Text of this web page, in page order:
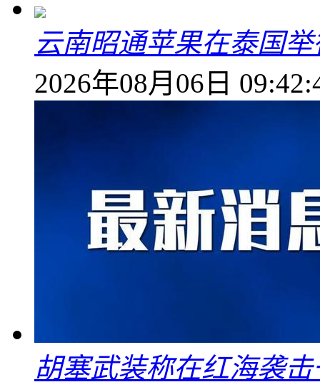
云南昭通苹果在泰国
2026年08月06日
胡塞武装称在红海袭